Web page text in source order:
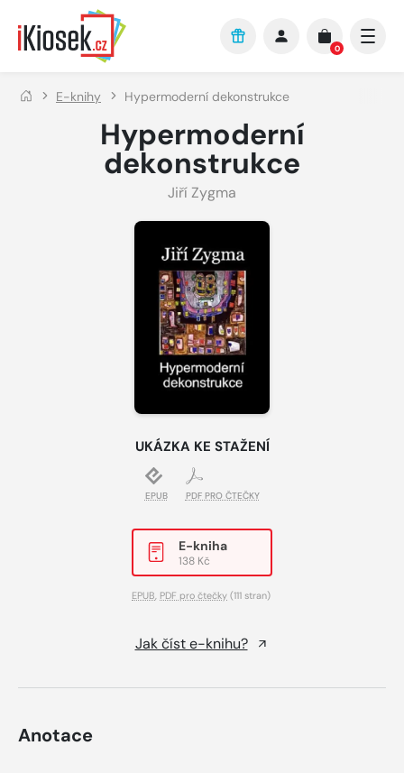
Přejít na hlavní obsah
0
E-knihy Hypermoderní dekonstrukce
Hypermoderní
dekonstrukce
Jiří Zygma
UKÁZKA KE STAŽENÍ
EPUB PDF PRO ČTEČKY
E-kniha
138 Kč
EPUB, PDF pro čtečky (111 stran)
Jak číst e-knihu?
Anotace